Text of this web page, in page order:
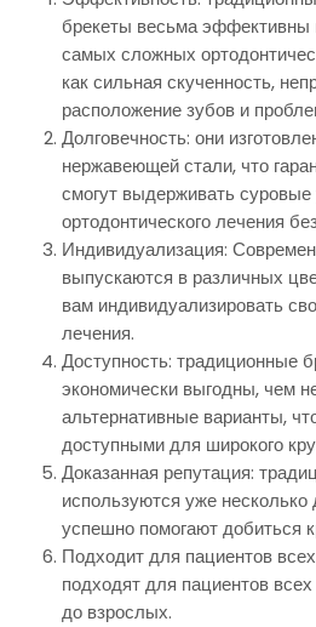
брекеты весьма эффективны
самых сложных
как сильная скученность,
расположение зубов и
Долговечность: они
нержавеющей стали, что
смогут выдерживать суровые
ортодонтического лечения
Индивидуализация:
выпускаются в различных
вам индивидуализировать
лечения.
Доступность: традиционные
экономически выгодны, чем
альтернативные варианты,
доступными для широкого
Доказанная репутация:
используются уже несколько
успешно помогают добиться
Подходит для пациентов
подходят для пациентов
до взрослых.